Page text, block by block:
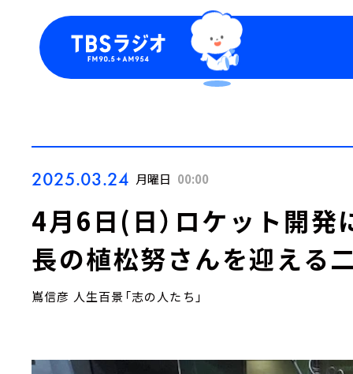
2025.03.24 月曜日 00:00
4月6日(日）ロケット開
長の植松努さんを迎える
嶌信彦 人生百景「志の人たち」